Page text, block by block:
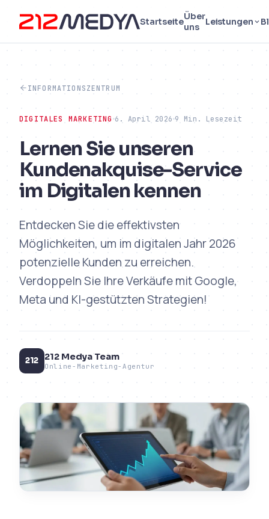
StartseiteÜber
uns
Leistungen
INFORMATIONSZENTRUM
DIGITALES MARKETING 6. April 2026 9 Min. Lesezeit
Lernen Sie unseren
Kundenakquise-Service
im Digitalen kennen
Entdecken Sie die effektivsten
Möglichkeiten, um im digitalen Jahr 2026
potenzielle Kunden zu erreichen.
Verdoppeln Sie Ihre Verkäufe mit Google,
Meta und KI-gestützten Strategien!
212 212 Medya Team
Online-Marketing-Agentur